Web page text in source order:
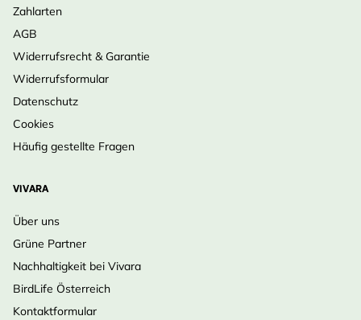
Zahlarten
AGB
Widerrufsrecht & Garantie
Widerrufsformular
Datenschutz
Cookies
Häufig gestellte Fragen
VIVARA
Über uns
Grüne Partner
Nachhaltigkeit bei Vivara
BirdLife Österreich
Kontaktformular